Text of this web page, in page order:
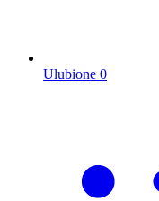
Ulubione 0